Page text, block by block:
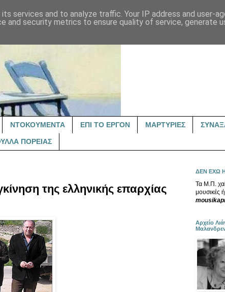
ΝΤΟΚΟΥΜΕΝΤΑ ΕΠΙ ΤΟ ΕΡΓΟΝ ΜΑΡΤΥΡΙΕΣ
ΠΟΡΕΙΑΣ
της ελληνικής επαρχίας
ΔΕΝ ΕΧΩ
Τα Μ.Π.
μουσικές
Αρχείο
services and to analyze traffic. Your IP address and user-
and security metrics to ensure quality of service, generate